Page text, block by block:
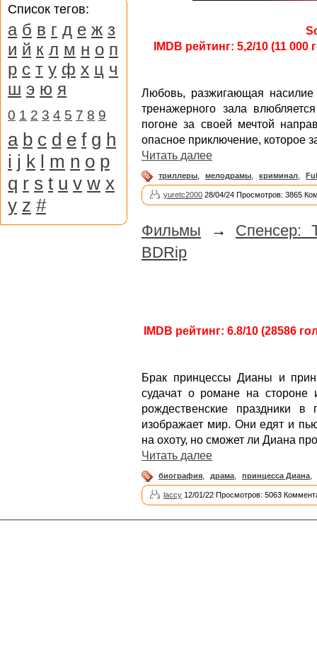
IMDB рейтинг: 5,2/10 (11
Любовь, разжигающая
тренажерного зала
погоне за своей мечтой
опасное приключение, которое
Читать далее
триллеры мелодрамы криминал
yuretc2000 28/04/24 Просмотров: 3865
Фильмы → Спенсер:
BDRip
IMDB рейтинг: 6.8/10 (28586
Брак принцессы Дианы и
судачат о романе на
рождественские праздники в
изображает мир. Они едят и
на охоту, но сможет ли Диана
Читать далее
биография драма принцесса Диана
laccy 12/01/22 Просмотров: 5063
Список тегов:
а б в г д е ж з
и й к л м н о п
р с т у ф х ц ч
ш э ю я
0 1 2 3 4 5 7 8 9
a b c d e f g h
i j k l m n o p
q r s t u v w x
y z #